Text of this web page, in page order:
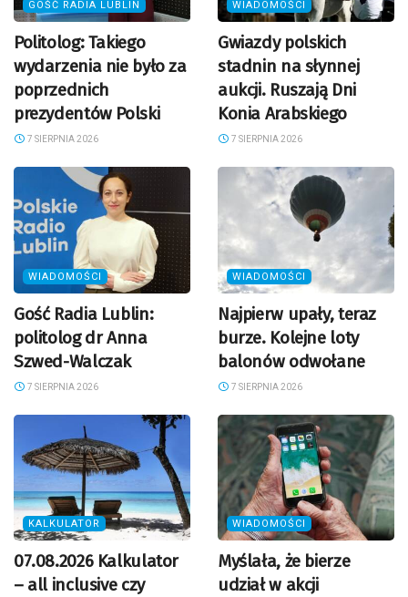
GOŚĆ RADIA LUBLIN
Politolog: Takiego
wydarzenia nie było za
poprzednich
prezydentów Polski
7 SIERPNIA 2026
WIADOMOŚCI
Gwiazdy polskich
stadnin na słynnej
aukcji. Ruszają Dni
Konia Arabskiego
7 SIERPNIA 2026
WIADOMOŚCI
Gość Radia Lublin:
politolog dr Anna
Szwed-Walczak
7 SIERPNIA 2026
WIADOMOŚCI
Najpierw upały, teraz
burze. Kolejne loty
balonów odwołane
7 SIERPNIA 2026
KALKULATOR
07.08.2026 Kalkulator
– all inclusive czy
WIADOMOŚCI
Myślała, że bierze
udział w akcji